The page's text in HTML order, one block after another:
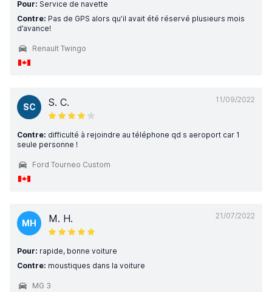
Pour: Service de navette
Contre: Pas de GPS alors qu’il avait été réservé plusieurs mois
d’avance!
Renault Twingo
11/09/2022
SC S. C.
Contre: difficulté à rejoindre au téléphone qd s aeroport car 1
seule personne !
Ford Tourneo Custom
21/07/2022
MH M. H.
Pour: rapide, bonne voiture
Contre: moustiques dans la voiture
MG 3